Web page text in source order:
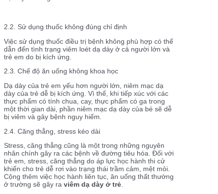
2.2. Sử dụng thuốc không đúng chỉ định
Việc sử dụng thuốc điều trị bệnh không phù hợp có thể
dẫn đến tình trạng viêm loét dạ dày ở cả người lớn và
trẻ em do bị kích ứng.
2.3. Chế độ ăn uống không khoa học
Dạ dày của trẻ em yếu hơn người lớn, niêm mạc dạ
dày của trẻ dễ bị kích ứng. Vì thế, khi tiếp xúc với các
thực phẩm có tính chua, cay, thực phẩm có ga trong
một thời gian dài, phần niêm mạc dạ dày của bé sẽ dễ
bị viêm và gây bệnh nguy hiểm.
2.4. Căng thẳng, stress kéo dài
Stress, căng thẳng cũng là một trong những nguyên
nhân chính gây ra các bệnh về đường tiêu hóa. Đối với
trẻ em, stress, căng thẳng do áp lực học hành thi cử
khiến cho trẻ dễ rơi vào trạng thái trầm cảm, mệt mỏi.
Cộng thêm việc học hành liên tục, ăn uống thất thường
ở trường sẽ gây ra viêm dạ dày ở trẻ.